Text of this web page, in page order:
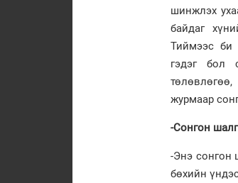
шинжлэх
байдаг
Тиймээс би
гэдэг бол
журмаар
-Сонгон
-Энэ сонгон
бөхийн